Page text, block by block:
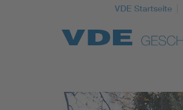
VDE Startseite
Top Themen